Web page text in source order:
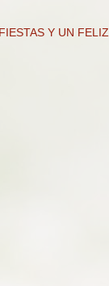
Y UN FELIZ